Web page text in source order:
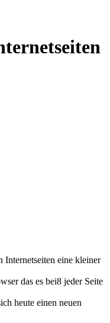
Internetseiten eine kleiner
das es bei8 jeder Seite
heute einen neuen